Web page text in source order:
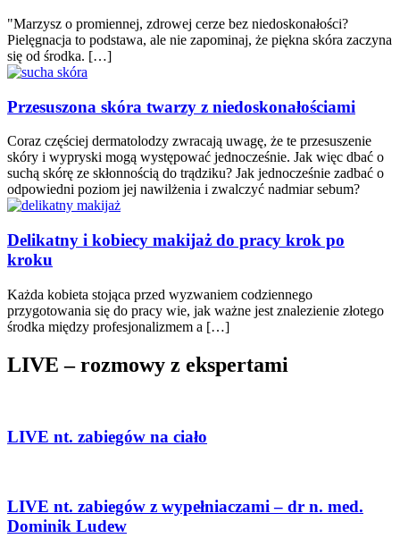
"Marzysz o promiennej, zdrowej cerze bez niedoskonałości?
Pielęgnacja to podstawa, ale nie zapominaj, że piękna skóra zaczyna
się od środka. […]
Przesuszona skóra twarzy z niedoskonałościami
Coraz częściej dermatolodzy zwracają uwagę, że te przesuszenie
skóry i wypryski mogą występować jednocześnie. Jak więc dbać o
suchą skórę ze skłonnością do trądziku? Jak jednocześnie zadbać o
odpowiedni poziom jej nawilżenia i zwalczyć nadmiar sebum?
Delikatny i kobiecy makijaż do pracy krok po
kroku
Każda kobieta stojąca przed wyzwaniem codziennego
przygotowania się do pracy wie, jak ważne jest znalezienie złotego
środka między profesjonalizmem a […]
LIVE – rozmowy z ekspertami
LIVE nt. zabiegów na ciało
LIVE nt. zabiegów z wypełniaczami – dr n. med.
Dominik Ludew